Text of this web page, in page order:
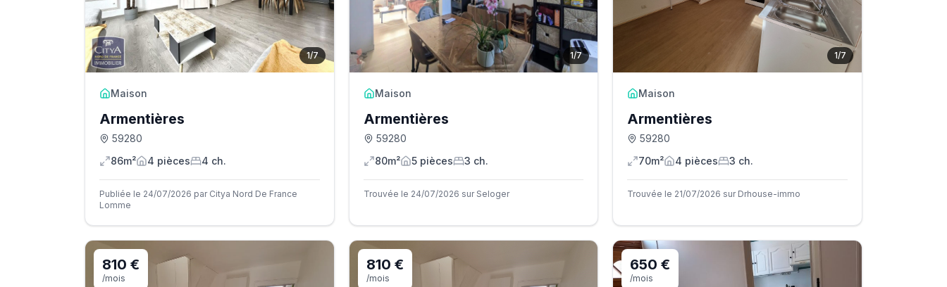
1/7
Maison
Armentières
59280
86m²
4 pièces 4 ch.
Publiée le 24/07/2026 par Citya Nord De France
Lomme
1/7
Maison
Armentières
59280
80m²
5pièces 3 ch.
Trouvée le 24/07/2026 sur Seloger
1/7
Maison
Armentières
59280
70m²
4 pièces 3 ch.
Trouvée le 21/07/2026 sur Drhouse-immo
810 €
/mois
810 €
/mois
650 €
/mois